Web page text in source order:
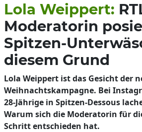
Lola Weippert:
Moderatorin
Spitzen-
diesem Grund
Lola Weippert ist das Gesicht der
Weihnachtskampagne. Bei
28-Jährige in Spitzen-Dessous
Warum sich die Moderatorin für
Schritt entschieden hat.